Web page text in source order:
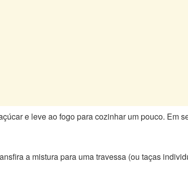
e leve ao fogo para cozinhar um pouco. Em
a mistura para uma travessa (ou taças